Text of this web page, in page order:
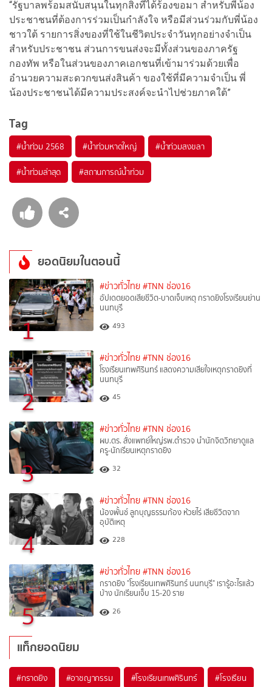
“รัฐบาลพร้อมสนับสนุนในทุกสิ่งที่ได้ร้องขอมา สำหรับพี่น้อง
ประชาชนที่ต้องการร่วมเป็นกำลังใจ หรือมีส่วนร่วมกับพี่น้อง
ชาวใต้ รายการสิ่งของที่ใช้ในชีวิตประจำวันทุกอย่างจำเป็น
สำหรับประชาชน ส่วนการขนส่งจะมีทั้งส่วนของภาครัฐ
กองทัพ หรือในส่วนของภาคเอกชนที่เข้ามาร่วมด้วยเพื่อ
อำนวยความสะดวกขนส่งสินค้า ของใช้ที่มีความจำเป็น พี่
น้องประชาชนได้มีความประสงค์จะนำไปช่วยภาคใต้”
Tag
#น้ำท่วม 2568 #น้ำท่วมหาดใหญ่ #น้ำท่วมสงขลา
#น้ำท่วมล่าสุด #สถานการณ์น้ำท่วม
ยอดนิยมในตอนนี้
1
#ข่าวทั่วไทย #TNN ช่อง16
อัปเดตยอดเสียชีวิต-บาดเจ็บเหตุ กราดยิงโรงเรียนย่าน
นนทบุรี
493
2
#ข่าวทั่วไทย #TNN ช่อง16
โรงเรียนเทพศิรินทร์ แสดงความเสียใจเหตุกราดยิงที่
นนทบุรี
45
3
#ข่าวทั่วไทย #TNN ช่อง16
ผบ.ตร. สั่งแพทย์ใหญ่รพ.ตำรวจ นำนักจิตวิทยาดูแล
ครู-นักเรียนเหตุกราดยิง
32
4
#ข่าวทั่วไทย #TNN ช่อง16
น้องพั้นช์ ลูกบุญธรรมก้อง ห้วยไร่ เสียชีวิตจาก
อุบัติเหตุ
228
5
#ข่าวทั่วไทย #TNN ช่อง16
กราดยิง "โรงเรียนเทพศิรินทร์ นนทบุรี" เรารู้อะไรแล้ว
บ้าง นักเรียนเจ็บ 15-20 ราย
26
แท็กยอดนิยม
#กราดยิง #อาชญากรรม #โรงเรียนเทพศิรินทร์ #โรงเรียน